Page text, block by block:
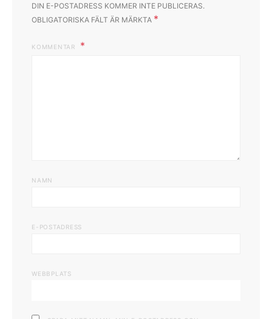
DIN E-POSTADRESS KOMMER INTE PUBLICERAS.
OBLIGATORISKA FÄLT ÄR MÄRKTA *
KOMMENTAR
NAMN
E-POSTADRESS
WEBBPLATS